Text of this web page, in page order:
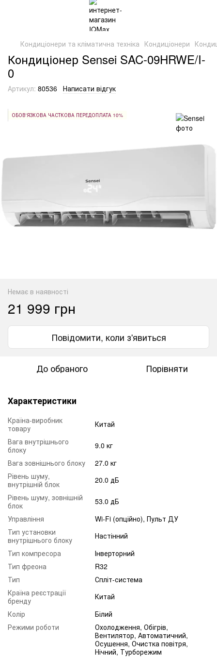
Кондиціонери та кліматична техніка Кондиціонери
Кондиціонер Sensei SAC-09HRWE/I-
0
Артикул: 80536 Написати відгук
ОБОВ'ЯЗКОВА ЧАСТКОВА ПЕРЕДОПЛАТА 10%
Немає в наявності
21 999 грн
Повідомити, коли з'явиться
До обраного Порівняти
Характеристики
Країна-виробник
товару
Китай
Вага внутрішнього
блоку
9.0 кг
Вага зовнішнього блоку
27.0 кг
Рівень шуму,
внутрішній блок
20.0 дБ
Рівень шуму, зовнішній
блок
53.0 дБ
Управління
Wi-Fi (опційно), Пульт ДУ
Тип установки
внутрішнього блоку
Настінний
Тип компресора
Інверторний
Тип фреона
R32
Тип
Спліт-система
Країна реєстрації
бренду
Китай
Колір
Білий
Режими роботи
Охолодження, Обігрів,
Вентилятор, Автоматичний,
Осушення, Очистка повітря,
Нічний, Турборежим